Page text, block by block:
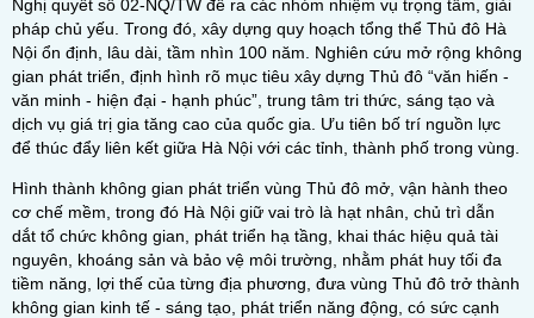
Nghị quyết số 02-NQ/TW đề ra các nhóm nhiệm vụ trọng tâm, giải
pháp chủ yếu. Trong đó, xây dựng quy hoạch tổng thể Thủ đô Hà
Nội ổn định, lâu dài, tầm nhìn 100 năm. Nghiên cứu mở rộng không
gian phát triển, định hình rõ mục tiêu xây dựng Thủ đô “văn hiến -
văn minh - hiện đại - hạnh phúc”, trung tâm tri thức, sáng tạo và
dịch vụ giá trị gia tăng cao của quốc gia. Ưu tiên bố trí nguồn lực
để thúc đẩy liên kết giữa Hà Nội với các tỉnh, thành phố trong vùng.
Hình thành không gian phát triển vùng Thủ đô mở, vận hành theo
cơ chế mềm, trong đó Hà Nội giữ vai trò là hạt nhân, chủ trì dẫn
dắt tổ chức không gian, phát triển hạ tầng, khai thác hiệu quả tài
nguyên, khoáng sản và bảo vệ môi trường, nhằm phát huy tối đa
tiềm năng, lợi thế của từng địa phương, đưa vùng Thủ đô trở thành
không gian kinh tế - sáng tạo, phát triển năng động, có sức cạnh